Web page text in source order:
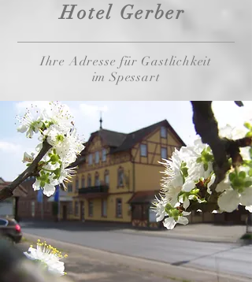
Hotel Gerber
Ihre Adresse für Gastlichkeit
im Spessart